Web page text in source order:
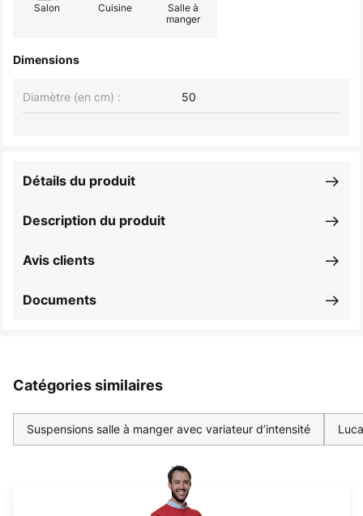
Salon Cuisine
Salle à
manger
Dimensions
Diamètre (en cm) : 50
Description du produit
Détails du produit
Avis clients
Documents
Catégories similaires
Suspensions salle à manger avec variateur d’intensité